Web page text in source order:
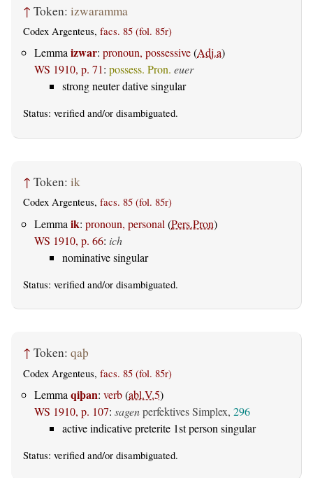
↑ Token: izwaramma
Codex Argenteus, facs. 85 (fol. 85r)
Lemmaizwar: pronoun, possessive(Adj.a)
WS 1910, p. 71: possess. Pron. euer
strong neuter dative singular
Status: verified and/or disambiguated.
↑ Token: ik
Codex Argenteus, facs. 85 (fol. 85r)
Lemma ik: pronoun, personal (Pers.Pron)
WS 1910, p. 66: ich
nominative singular
Status: verified and/or disambiguated.
↑ Token: qaþ
Codex Argenteus, facs. 85 (fol. 85r)
Lemma qiþan: verb(abl.V.5)
WS 1910, p. 107: sagenperfektives Simplex, 296
active indicative preterite 1st person singular
Status: verified and/or disambiguated.